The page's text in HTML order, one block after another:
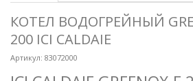
КОТЕЛ ВОДОГРЕЙНЫЙ
200 ICI CALDAIE
Артикул: 83072000